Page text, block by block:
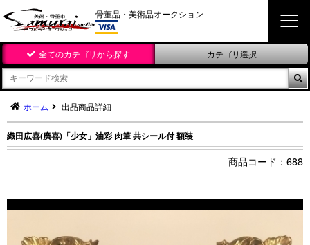
骨董品・美術品オークション
全てのカテゴリから探す カテゴリ選択

ホーム 出品商品詳細
織田広喜(廣喜)「少女」油彩 肉筆 共シール付 額装
688